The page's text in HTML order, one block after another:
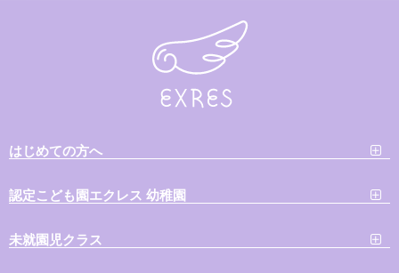
はじめての方へ
認定こども園エクレス 幼稚園
未就園児クラス